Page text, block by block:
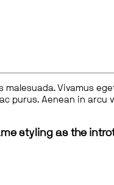
Vivamus
purus. Aenean in arcu
styling as the